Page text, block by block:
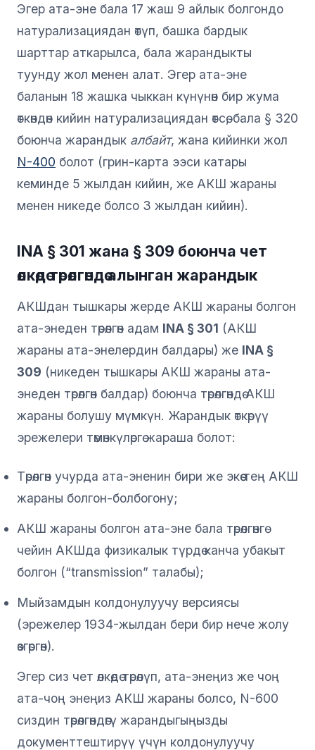
Эгер ата-эне бала 17 жаш 9 айлык болгондо
натурализациядан өтүп, башка бардык
шарттар аткарылса, бала жарандыкты
туунду жол менен алат. Эгер ата-эне
баланын 18 жашка чыккан күнүнөн бир жума
өткөндөн кийин натурализациядан өтсө, бала § 320
боюнча жарандык албайт, жана кийинки жол
N-400 болот (грин-карта ээси катары
кеминде 5 жылдан кийин, же АКШ жараны
менен никеде болсо 3 жылдан кийин).
INA § 301 жана § 309 боюнча чет
өлкөдө төрөлгөндө алынган жарандык
АКШдан тышкары жерде АКШ жараны болгон
ата-энеден төрөлгөн адам INA § 301 (АКШ
жараны ата-энелердин балдары) же INA §
309 (никеден тышкары АКШ жараны ата-
энеден төрөлгөн балдар) боюнча төрөлгөндө АКШ
жараны болушу мүмкүн. Жарандык өткөрүү
эрежелери төмөнкүлөргө жараша болот:
Төрөлгөн учурда ата-эненин бири же экөө тең АКШ
жараны болгон-болбогону;
АКШ жараны болгон ата-эне бала төрөлгөнгө
чейин АКШда физикалык түрдө канча убакыт
болгон (“transmission” талабы);
Мыйзамдын колдонулуучу версиясы
(эрежелер 1934-жылдан бери бир нече жолу
өзгөргөн).
Эгер сиз чет өлкөдө төрөлүп, ата-энеңиз же чоң
ата-чоң энеңиз АКШ жараны болсо, N-600
сиздин төрөлгөндөгү жарандыгыңызды
документтештирүү үчүн колдонулуучу